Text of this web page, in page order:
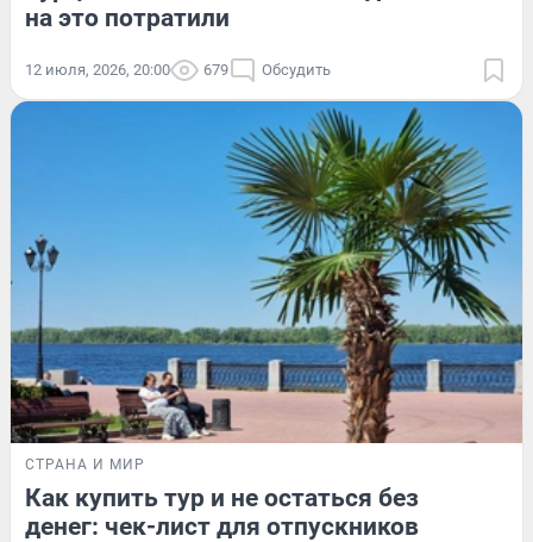
на это потратили
12 июля, 2026, 20:00 679 Обсудить
СТРАНА И МИР
Как купить тур и не остаться без
денег: чек-лист для отпускников